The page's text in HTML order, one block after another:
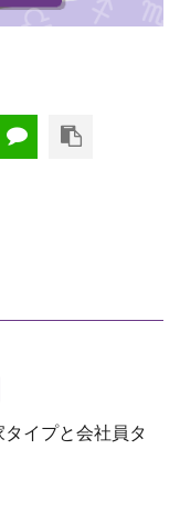
イプと会社員タ